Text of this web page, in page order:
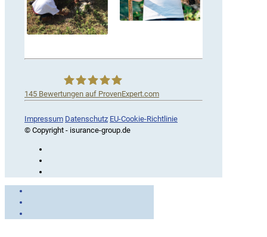
iSurance
145 Bewertungen auf ProvenExpert.com
Impressum Datenschutz EU-Cookie-Richtlinie
© Copyright - isurance-group.de